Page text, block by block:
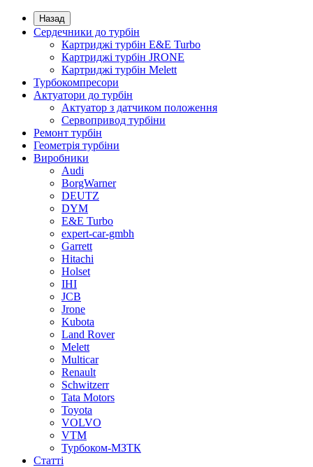
Назад
Сердечники до турбін
Картриджі турбін E&E Turbo
Картриджі турбін JRONE
Картриджі турбін Melett
Турбокомпресори
Актуатори до турбін
Актуатор з датчиком положення
Сервопривод турбіни
Ремонт турбін
Геометрія турбіни
Виробники
Audi
BorgWarner
DEUTZ
DYM
E&E Turbo
expert-car-gmbh
Garrett
Hitachi
Holset
IHI
JCB
Jrone
Kubota
Land Rover
Melett
Multicar
Renault
Schwitzerr
Tata Motors
Toyota
VOLVO
VTM
Турбоком-МЗТК
Статті